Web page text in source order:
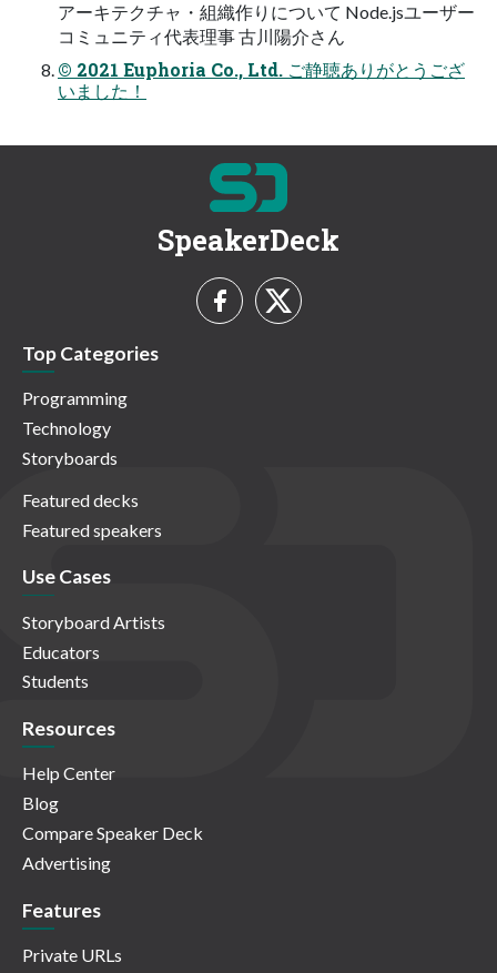
アーキテクチャ・組織作りについて Node.jsユーザー
コミュニティ代表理事 古川陽介さん
© 2021 Euphoria Co., Ltd. ご静聴ありがとうござ
いました！
SpeakerDeck
Top Categories
Programming
Technology
Storyboards
Featured decks
Featured speakers
Use Cases
Storyboard Artists
Educators
Students
Resources
Help Center
Blog
Compare Speaker Deck
Advertising
Features
Private URLs